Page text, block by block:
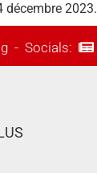
décembre 2023.
- Socials: